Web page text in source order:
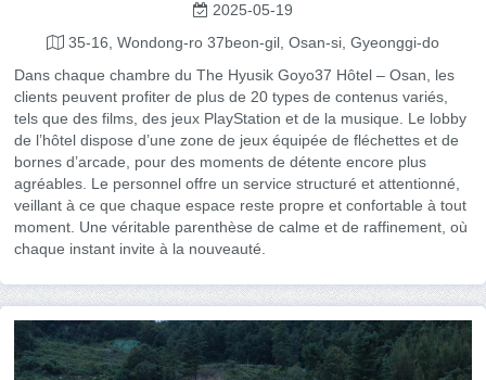
2025-05-19
35-16, Wondong-ro 37beon-gil, Osan-si, Gyeonggi-do
Dans chaque chambre du The Hyusik Goyo37 Hôtel – Osan, les
clients peuvent profiter de plus de 20 types de contenus variés,
tels que des films, des jeux PlayStation et de la musique. Le lobby
de l’hôtel dispose d’une zone de jeux équipée de fléchettes et de
bornes d’arcade, pour des moments de détente encore plus
agréables. Le personnel offre un service structuré et attentionné,
veillant à ce que chaque espace reste propre et confortable à tout
moment. Une véritable parenthèse de calme et de raffinement, où
chaque instant invite à la nouveauté.